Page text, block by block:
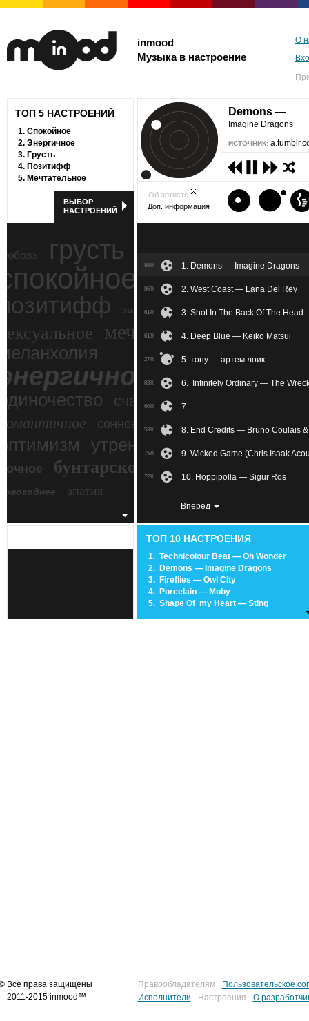
inmood
Музыка в настроение
О
ТОП 5 НАСТРОЕНИЙ
1. Спокойное
2. Энергичное
3. Грусть
4. Позитифф
5. Мечтательное
ВЫБОР
НАСТРОЕНИЙ
грусть
ностальгия
зимний экстрим
мечтательное
счастье
сонное
утреннее злость
бунтарское
беспокойное
апатия
Demons —
Imagine Dragons
ИСТОЧНИК:
Об артисте
Доп. информация
89% 1. Demons — Imagine Dragons
86% 2. West Coast — Lana Del Rey
61% 3. Shot In The Back Of The Head
61% 4. Deep Blue — Keiko Matsui
27% 5. тону — артем лоик
83% 6. Infinitely Ordinary — The
60% 7. —
53% 8. End Credits — Bruno Coulais
75% 9. Wicked Game (Chris Isaak
72% 10. Hoppipolla — Sigur Ros
11. —
74% 12. Assassin's Creed III
52% 14. Sapele - Testify —
67% 15. Track 13 —
74% 16. Let Your Heart Hold Fast —
Вперед
ТОП 10 НАСТРОЕНИЯ
1. Technicolour Beat — Oh Wonder
2. Demons — Imagine Dragons
3. Fireflies — Owl City
4. Porcelain — Moby
5. Shape Of my Heart — Sting
Все права защищены
2011-2015 inmood™
Правообладателям
Пользовательское
Исполнители
Настроения О